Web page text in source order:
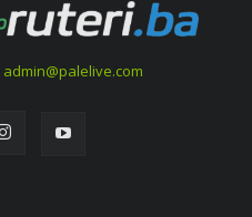
admin@palelive.com